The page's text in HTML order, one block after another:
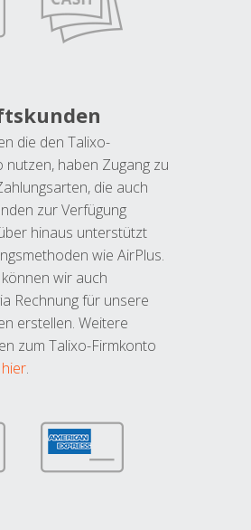
die den Talixo-
nutzen, haben Zugang zu
die auch
zur Verfügung
hinaus unterstützt
wie AirPlus.
wir auch
Rechnung für unsere
erstellen. Weitere
zum Talixo-Firmkonto
hier.